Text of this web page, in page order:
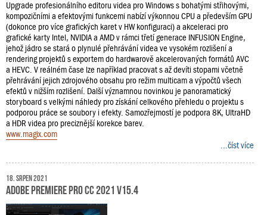
Upgrade profesionálního editoru videa pro Windows s bohatými střihovými,
kompozičními a efektovými funkcemi nabízí výkonnou CPU a především GPU
(dokonce pro více grafických karet v HW konfiguraci) a akceleraci pro
grafické karty Intel, NVIDIA a AMD v rámci třetí generace INFUSION Engine,
jehož jádro se stará o plynulé přehrávání videa ve vysokém rozlišení a
rendering projektů s exportem do hardwarově akcelerovaných formátů AVC
a HEVC. V reálném čase lze například pracovat s až devíti stopami včetně
přehrávání jejich zdrojového obsahu pro režim multicam a výpočtů všech
efektů v nižším rozlišení. Další významnou novinkou je panoramatický
storyboard s velkými náhledy pro získání celkového přehledu o projektu s
podporou práce se soubory i efekty. Samozřejmostí je podpora 8K, UltraHD
a HDR videa pro preciznější korekce barev.
www.magix.com
...číst více
18. srpen 2021
Adobe Premiere Pro CC 2021 v15.4